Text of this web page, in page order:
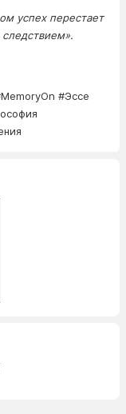
успех перестает
#Эссе